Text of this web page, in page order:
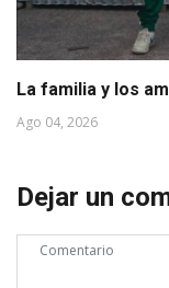
La familia y los
Ago 04, 2026
Dejar un